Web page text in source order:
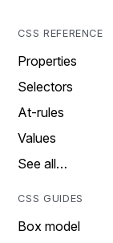
CSS REFERENCE
Properties
Selectors
At-rules
Values
See all…
CSS GUIDES
Box model